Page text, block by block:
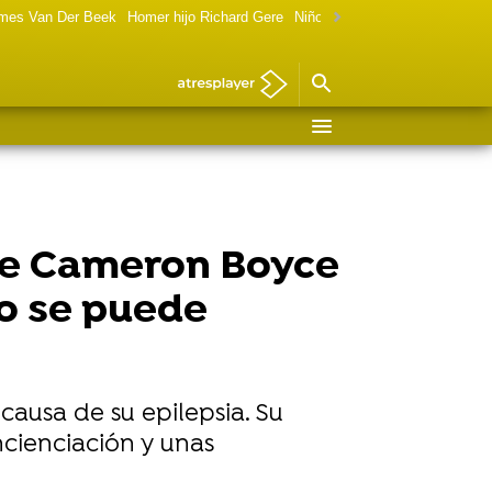
Van Der Beek Homer hijo Richard Gere Niño de Terminator ahora
Cameron Boyce
se puede
de su epilepsia. Su
y unas